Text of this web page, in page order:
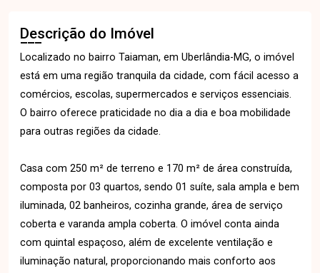
Descrição do Imóvel
Localizado no bairro Taiaman, em Uberlândia-MG, o imóvel
está em uma região tranquila da cidade, com fácil acesso a
comércios, escolas, supermercados e serviços essenciais.
O bairro oferece praticidade no dia a dia e boa mobilidade
para outras regiões da cidade.
Casa com 250 m² de terreno e 170 m² de área construída,
composta por 03 quartos, sendo 01 suíte, sala ampla e bem
iluminada, 02 banheiros, cozinha grande, área de serviço
coberta e varanda ampla coberta. O imóvel conta ainda
com quintal espaçoso, além de excelente ventilação e
iluminação natural, proporcionando mais conforto aos